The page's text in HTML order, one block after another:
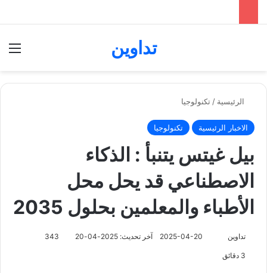
تداوين
الرئيسية / تكنولوجيا
الاخبار الرئيسية تكنولوجيا
بيل غيتس يتنبأ : الذكاء
الاصطناعي قد يحل محل
الأطباء والمعلمين بحلول 2035
تداوين 2025-04-20 آخر تحديث: 2025-04-20 343